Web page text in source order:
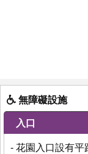
無障礙設施
入口
- 花園入口設有平